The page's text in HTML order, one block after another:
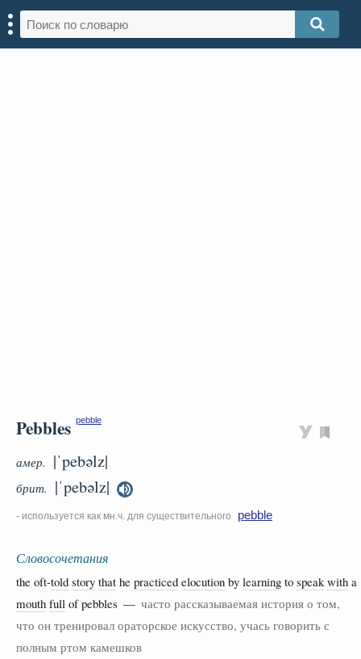
Pebbles pebble
амер. |ˈpebəlz|
брит. |ˈpebəlz|
- используется как мн.ч. для существительного pebble
Словосочетания
the oft-told story that he practiced elocution by learning to speak with a
mouth full of pebbles — часто рассказываемая история о том,
что он тренировал ораторское искусство, учась говорить с
полным ртом камешков